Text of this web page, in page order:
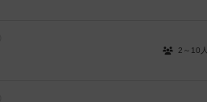
2～10人